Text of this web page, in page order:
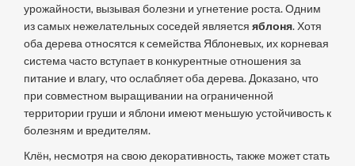
урожайности, вызывая болезни и угнетение роста. Одним
из самых нежелательных соседей является яблоня. Хотя
оба дерева относятся к семейства Яблоневых, их корневая
система часто вступает в конкурентные отношения за
питание и влагу, что ослабляет оба дерева. Доказано, что
при совместном выращивании на ограниченной
территории груши и яблони имеют меньшую устойчивость к
болезням и вредителям.
Клён, несмотря на свою декоративность, также может стать